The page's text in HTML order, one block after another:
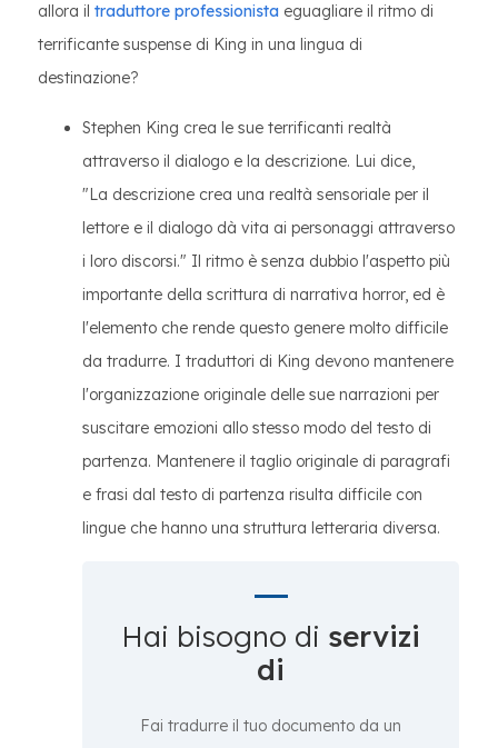
allora il traduttore professionista eguagliare il ritmo di
terrificante suspense di King in una lingua di
destinazione?
Stephen King crea le sue terrificanti realtà
attraverso il dialogo e la descrizione. Lui dice,
"La descrizione crea una realtà sensoriale per il
lettore e il dialogo dà vita ai personaggi attraverso
i loro discorsi." Il ritmo è senza dubbio l'aspetto più
importante della scrittura di narrativa horror, ed è
l'elemento che rende questo genere molto difficile
da tradurre. I traduttori di King devono mantenere
l'organizzazione originale delle sue narrazioni per
suscitare emozioni allo stesso modo del testo di
partenza. Mantenere il taglio originale di paragrafi
e frasi dal testo di partenza risulta difficile con
lingue che hanno una struttura letteraria diversa.
Hai bisogno di servizi
di
Fai tradurre il tuo documento da un